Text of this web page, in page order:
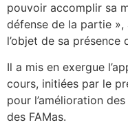
pouvoir accomplir sa
défense de la partie
l’objet de sa présence
Il a mis en exergue
cours, initiées par le
pour l’amélioration
des FAMas.